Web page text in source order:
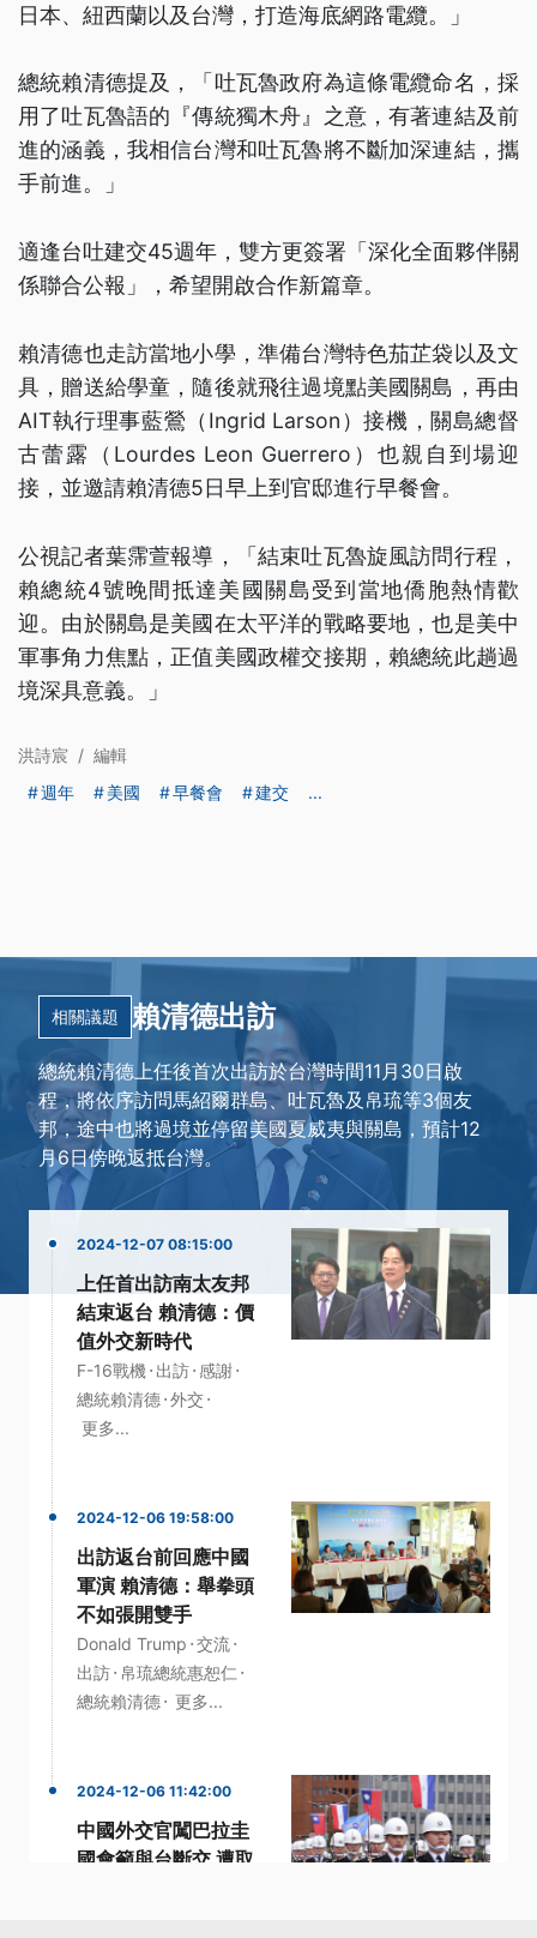
日本、紐西蘭以及台灣，打造海底網路電纜。」
總統賴清德提及，「吐瓦魯政府為這條電纜命名，採
用了吐瓦魯語的『傳統獨木舟』之意，有著連結及前
進的涵義，我相信台灣和吐瓦魯將不斷加深連結，攜
手前進。」
適逢台吐建交45週年，雙方更簽署「深化全面夥伴關
係聯合公報」，希望開啟合作新篇章。
賴清德也走訪當地小學，準備台灣特色茄芷袋以及文
具，贈送給學童，隨後就飛往過境點美國關島，再由
AIT執行理事藍鶯（Ingrid Larson）接機，關島總督
古蕾露（Lourdes Leon Guerrero）也親自到場迎
接，並邀請賴清德5日早上到官邸進行早餐會。
公視記者葉霈萱報導，「結束吐瓦魯旋風訪問行程，
賴總統4號晚間抵達美國關島受到當地僑胞熱情歡
迎。由於關島是美國在太平洋的戰略要地，也是美中
軍事角力焦點，正值美國政權交接期，賴總統此趟過
境深具意義。」
洪詩宸 / 編輯
週年
美國 早餐會 建交 ...
相關議題 賴清德出訪
總統賴清德上任後首次出訪於台灣時間11月30日啟
程，將依序訪問馬紹爾群島、吐瓦魯及帛琉等3個友
邦，途中也將過境並停留美國夏威夷與關島，預計12
月6日傍晚返抵台灣。
2024-12-07 08:15:00
上任首出訪南太友邦
結束返台 賴清德：價
值外交新時代
F-16戰機 · 出訪· 感謝·
總統賴清德·外交 ·
更多...
2024-12-06 19:58:00
出訪返台前回應中國
軍演 賴清德：舉拳頭
不如張開雙手
Donald Trump ·交流·
出訪· 帛琉總統惠恕仁 ·
總統賴清德· 更多...
2024-12-06 11:42:00
中國外交官闖巴拉圭
國會籲與台斷交 遭取